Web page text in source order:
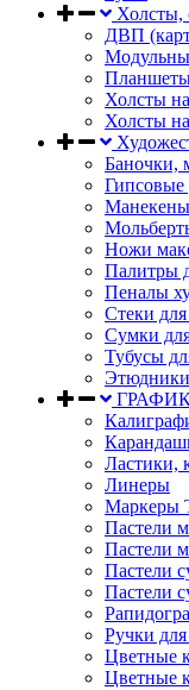
Холсты,
ДВП
Холсты
Холсты
Баночки,
Гипсовые
Ножи
Палитры
Пеналы
Стеки
Сумки
Тубусы
Этюдники
Ластики,
Линеры
Маркеры
Пастели
Пастели
Пастели
Пастели
Ручки для
Цветные
Цветные